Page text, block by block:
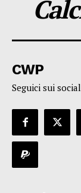
CWP
Seguici sui